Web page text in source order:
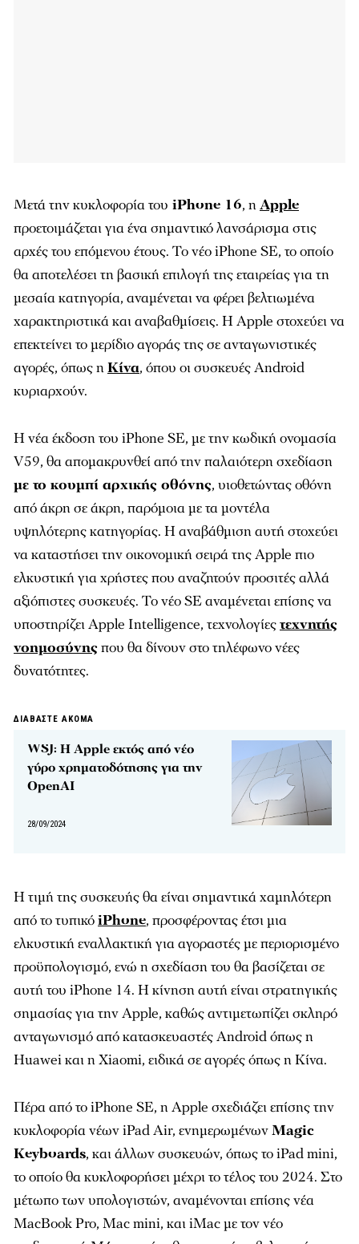
Μετά την κυκλοφορία του iPhone 16, ηApple
προετοιμάζεται για ένα σημαντικό λανσάρισμα στις
αρχές του επόμενου έτους. Το νέο iPhone SE, το οποίο
θα αποτελέσει τη βασική επιλογή της εταιρείας για τη
μεσαία κατηγορία, αναμένεται να φέρει βελτιωμένα
χαρακτηριστικά και αναβαθμίσεις. Η Apple στοχεύει να
επεκτείνει το μερίδιο αγοράς της σε ανταγωνιστικές
αγορές, όπως ηΚίνα, όπου οι συσκευές Android
κυριαρχούν.
Η νέα έκδοση του iPhone SE, με την κωδική ονομασία
V59, θα απομακρυνθεί από την παλαιότερη σχεδίαση
με το κουμπί αρχικής οθόνης, υιοθετώντας οθόνη
από άκρη σε άκρη, παρόμοια με τα μοντέλα
υψηλότερης κατηγορίας. Η αναβάθμιση αυτή στοχεύει
να καταστήσει την οικονομική σειρά της Apple πιο
ελκυστική για χρήστες που αναζητούν προσιτές αλλά
αξιόπιστες συσκευές. Το νέο SE αναμένεται επίσης να
υποστηρίζει Apple Intelligence, τεχνολογίεςτεχνητής
νοημοσύνηςπου θα δίνουν στο τηλέφωνο νέες
δυνατότητες.
ΔΙΑΒΑΣΤΕ ΑΚΟΜΑ
WSJ: Η Apple εκτός από νέο
γύρο χρηματοδότησης για την
OpenAI
28/09/2024
Η τιμή της συσκευής θα είναι σημαντικά χαμηλότερη
από το τυπικόiPhone, προσφέροντας έτσι μια
ελκυστική εναλλακτική για αγοραστές με περιορισμένο
προϋπολογισμό, ενώ η σχεδίαση του θα βασίζεται σε
αυτή του iPhone 14. Η κίνηση αυτή είναι στρατηγικής
σημασίας για την Apple, καθώς αντιμετωπίζει σκληρό
ανταγωνισμό από κατασκευαστές Android όπως η
Huawei και η Xiaomi, ειδικά σε αγορές όπως η Κίνα.
Πέρα από το iPhone SE, η Apple σχεδιάζει επίσης την
κυκλοφορία νέων iPad Air, ενημερωμένωνMagic
Keyboards, και άλλων συσκευών, όπως το iPad mini,
το οποίο θα κυκλοφορήσει μέχρι το τέλος του 2024. Στο
μέτωπο των υπολογιστών, αναμένονται επίσης νέα
MacBook Pro, Mac mini, και iMac με τον νέο